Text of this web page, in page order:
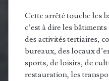
Cette arrêté touche les
c’est à dire les
des activités tertiaires,
bureaux, des locaux
sports, de loisirs, de
restauration, les